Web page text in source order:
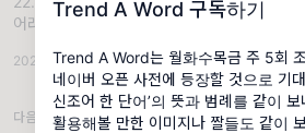
Trend A Word 구독하기
Trend A Word는 월화수목금 주 5회
네이버 오픈 사전에 등장할 것으로 기
신조어 한 단어’의 뜻과 범례를 같이
활용해볼 만한 이미지나 짤들도 같이
어려웠음... 완전 왕위계승임... 백 OO 씨 2. 계
속 두껍게 입다가 오늘만 좀 얇게 입었는데 갑
자기 추워졌어... 요즘 날씨 패턴 진짜 왕위계
2022.10.25 · 조회 7.32K
다음 뉴스레터